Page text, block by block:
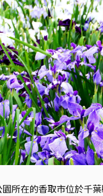
所在的香取市位於千